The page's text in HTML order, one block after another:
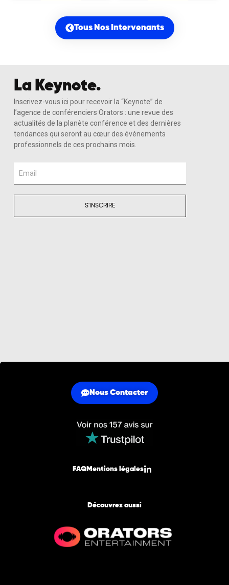
Tous Nos Intervenants
La Keynote.
Inscrivez-vous ici pour recevoir la “Keynote” de
l’agence de conférenciers Orators : une revue des
actualités de la planète conférence et des dernières
tendances qui seront au cœur des événements
professionnels de ces prochains mois.
S'INSCRIRE
Nous Contacter
FAQ Mentions légales
Découvrez aussi